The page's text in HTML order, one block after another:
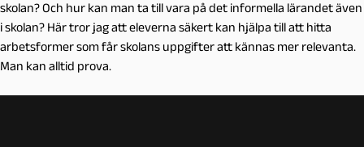
skolan? Och hur kan man ta till vara på det informella lärandet även
i skolan? Här tror jag att eleverna säkert kan hjälpa till att hitta
arbetsformer som får skolans uppgifter att kännas mer relevanta.
Man kan alltid prova.